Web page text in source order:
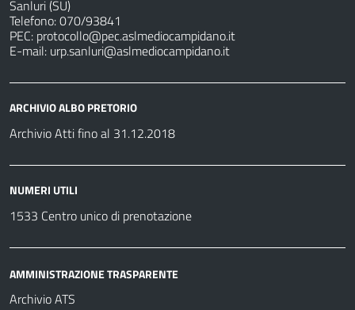
Sanluri (SU)
Telefono: 070/93841
PEC: protocollo@pec.aslmediocampidano.it
E-mail: urp.sanluri@aslmediocampidano.it
ARCHIVIO ALBO PRETORIO
Archivio Atti fino al 31.12.2018
NUMERI UTILI
1533 Centro unico di prenotazione
AMMINISTRAZIONE TRASPARENTE
Archivio ATS